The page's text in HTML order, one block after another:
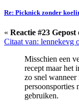
Re: Picknick zonder
« Reactie #23 Gepost
Citaat van: lennekevg
Misschien een
recept maar het
zo snel wanneer
persoonsporties
gebruiken.